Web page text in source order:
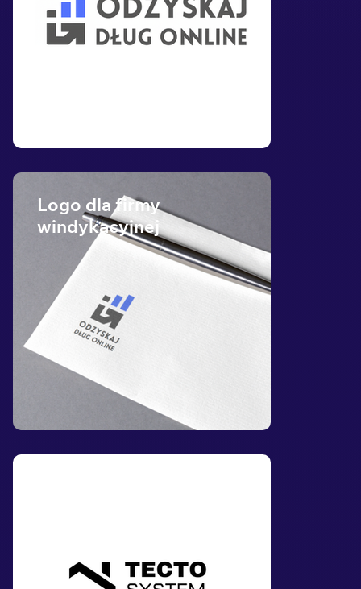
Logo dla firmy
windykacyjnej